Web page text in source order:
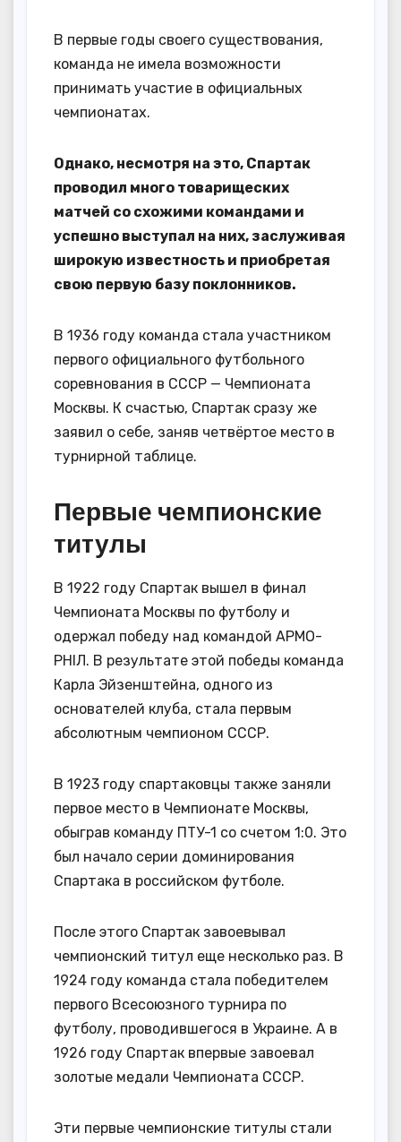
В первые годы своего существования,
команда не имела возможности
принимать участие в официальных
чемпионатах.
Однако, несмотря на это, Спартак
проводил много товарищеских
матчей со схожими командами и
успешно выступал на них, заслуживая
широкую известность и приобретая
свою первую базу поклонников.
В 1936 году команда стала участником
первого официального футбольного
соревнования в СССР — Чемпионата
Москвы. К счастью, Спартак сразу же
заявил о себе, заняв четвёртое место в
турнирной таблице.
Первые чемпионские
титулы
В 1922 году Спартак вышел в финал
Чемпионата Москвы по футболу и
одержал победу над командой АРМО-
РНІЛ. В результате этой победы команда
Карла Эйзенштейна, одного из
основателей клуба, стала первым
абсолютным чемпионом СССР.
В 1923 году спартаковцы также заняли
первое место в Чемпионате Москвы,
обыграв команду ПТУ-1 со счетом 1:0. Это
был начало серии доминирования
Спартака в российском футболе.
После этого Спартак завоевывал
чемпионский титул еще несколько раз. В
1924 году команда стала победителем
первого Всесоюзного турнира по
футболу, проводившегося в Украине. А в
1926 году Спартак впервые завоевал
золотые медали Чемпионата СССР.
Эти первые чемпионские титулы стали